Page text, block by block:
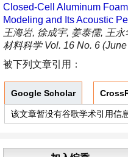
Closed-Cell Aluminum
Modeling and Its Acoustic
王海岩, 徐成宇, 姜泰儒, 王永
材料科学 Vol. 16 No. 6
被下列文章引用：
Google Scholar
该文章暂没有谷歌学术引用信